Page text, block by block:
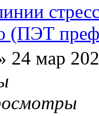
(ПЭТ
24 мар